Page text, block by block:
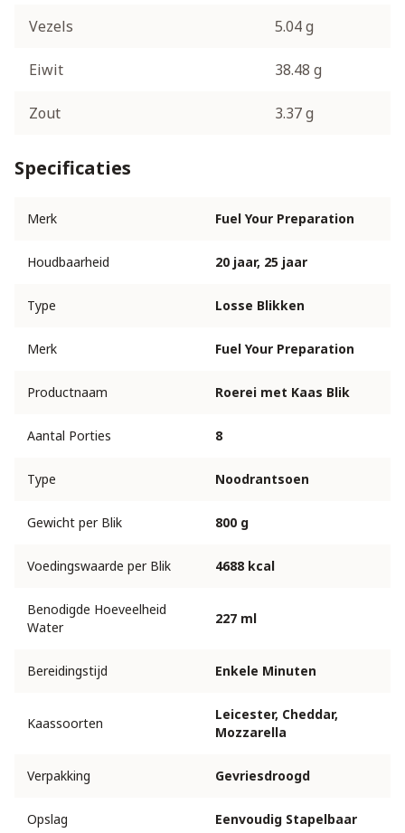
Vezels 5.04 g
Eiwit 38.48 g
Zout 3.37 g
Specificaties
Merk Fuel Your Preparation
Houdbaarheid 20 jaar, 25 jaar
Type Losse Blikken
Merk Fuel Your Preparation
Productnaam Roerei met Kaas Blik
Aantal Porties 8
Type Noodrantsoen
Gewicht per Blik 800 g
Voedingswaarde per Blik 4688 kcal
Benodigde Hoeveelheid
Water
227 ml
Bereidingstijd Enkele Minuten
Kaassoorten
Leicester, Cheddar,
Mozzarella
Verpakking Gevriesdroogd
Opslag Eenvoudig Stapelbaar